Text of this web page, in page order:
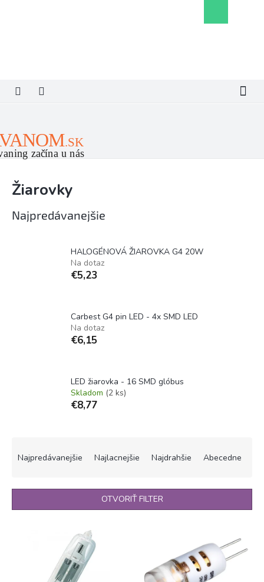
košík
Žiarovky
Najpredávanejšie
HALOGÉNOVÁ ŽIAROVKA G4 20W
Na dotaz
€5,23
Carbest G4 pin LED - 4x SMD LED
Na dotaz
€6,15
LED žiarovka - 16 SMD glóbus
Skladom (2 ks)
€8,77
i
Najpredávanejšie Najlacnejšie Najdrahšie Abecedne
OTVORIŤ FILTER